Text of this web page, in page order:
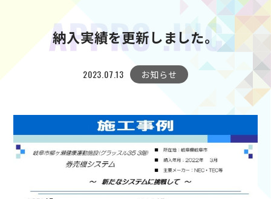
納入実績を更新しました。
2023.07.13 お知らせ